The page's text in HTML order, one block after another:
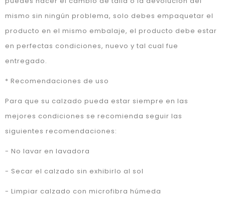
mismo sin ningún problema, solo debes empaquetar el
producto en el mismo embalaje, el producto debe estar
en perfectas condiciones, nuevo y tal cual fue
entregado.
* Recomendaciones de uso
Para que su calzado pueda estar siempre en las
mejores condiciones se recomienda seguir las
siguientes recomendaciones:
- No lavar en lavadora
- Secar el calzado sin exhibirlo al sol
- Limpiar calzado con microfibra húmeda